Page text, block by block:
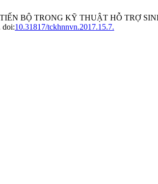
BỘ TRONG KỸ THUẬT HỖ TRỢ
doi:10.31817/tckhnnvn.2017.15.7.